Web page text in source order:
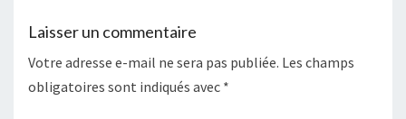
Laisser un commentaire
Votre adresse e-mail ne sera pas publiée. Les champs
obligatoires sont indiqués avec *